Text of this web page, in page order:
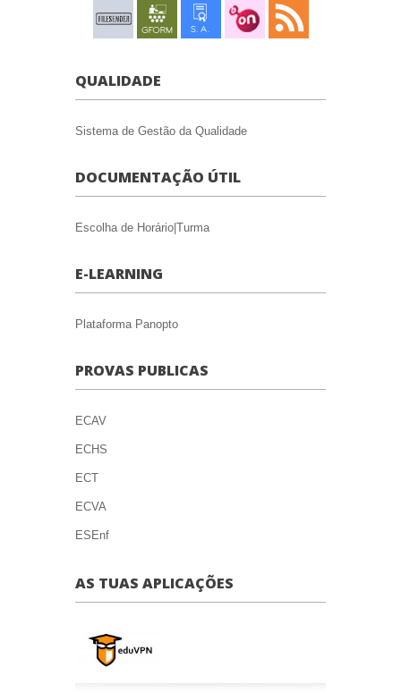
QUALIDADE
Sistema de Gestão da Qualidade
DOCUMENTAÇÃO ÚTIL
Escolha de Horário|Turma
E-LEARNING
Plataforma Panopto
PROVAS PUBLICAS
ECAV
ECHS
ECT
ECVA
ESEnf
AS TUAS APLICAÇÕES